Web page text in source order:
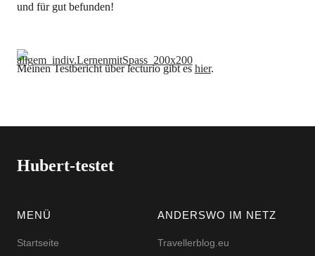
und für gut befunden!
Meinen Testbericht über lecturio gibt eshier.
Hubert-testet
MENÜ
Startseite
ANDERSWO IM NETZ
Travellerblog.eu